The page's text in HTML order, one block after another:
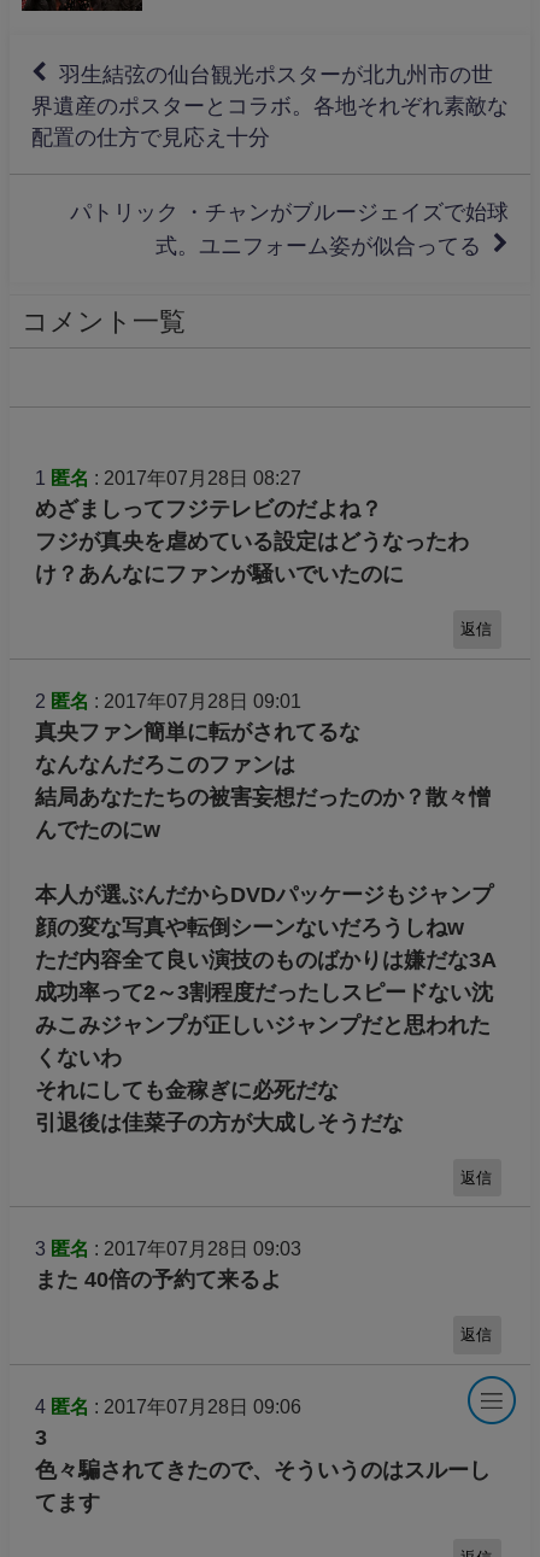
羽生結弦の仙台観光ポスターが北九州市の世
界遺産のポスターとコラボ。各地それぞれ素敵な
配置の仕方で見応え十分
パトリック ・チャンがブルージェイズで始球
式。ユニフォーム姿が似合ってる
コメント一覧
1 匿名 : 2017年07月28日 08:27
めざましってフジテレビのだよね？
フジが真央を虐めている設定はどうなったわ
け？あんなにファンが騒いでいたのに
返信
2 匿名 : 2017年07月28日 09:01
真央ファン簡単に転がされてるな
なんなんだろこのファンは
結局あなたたちの被害妄想だったのか？散々憎
んでたのにw
本人が選ぶんだからDVDパッケージもジャンプ
顔の変な写真や転倒シーンないだろうしねw
ただ内容全て良い演技のものばかりは嫌だな3A
成功率って2～3割程度だったしスピードない沈
みこみジャンプが正しいジャンプだと思われた
くないわ
それにしても金稼ぎに必死だな
引退後は佳菜子の方が大成しそうだな
返信
3 匿名 : 2017年07月28日 09:03
また 40倍の予約て来るよ
返信
4 匿名 : 2017年07月28日 09:06
3
色々騙されてきたので、そういうのはスルーし
てます